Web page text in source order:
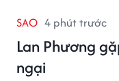
SAO 4 phút trước
Lan Phương
ngại